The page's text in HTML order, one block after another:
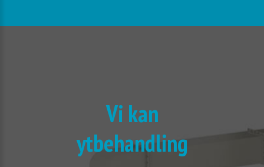
Vi kan
ytbehandling